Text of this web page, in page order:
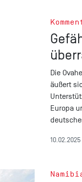
Die
äußert
Europa
10.02.2025